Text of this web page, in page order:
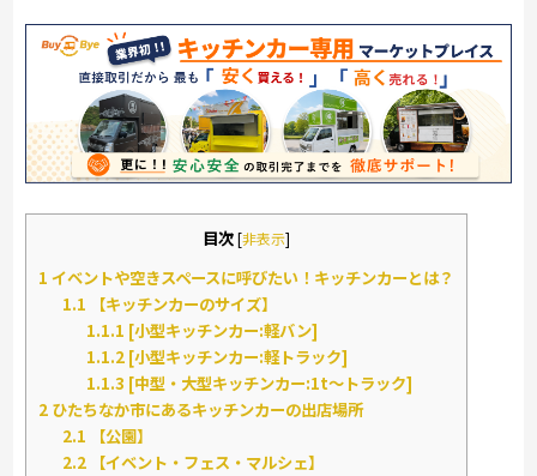
目次[非表示]
1 イベントや空きスペースに呼びたい！キッチンカーとは？
1.1 【キッチンカーのサイズ】
1.1.1 [小型キッチンカー:軽バン]
1.1.2 [小型キッチンカー:軽トラック]
1.1.3 [中型・大型キッチンカー:1t～トラック]
2 ひたちなか市にあるキッチンカーの出店場所
2.1 【公園】
2.2 【イベント・フェス・マルシェ】